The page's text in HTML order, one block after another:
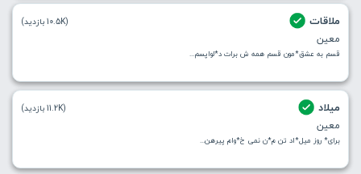
ملاقات
معین
قسم به عشق*مون قسم همه ش برات د*لواپسم...
(10.5K بازدید)
میلاد
معین
برای* روز میل*اد تن م*ن نمی خ*وام پیرهن...
(11.2K بازدید)